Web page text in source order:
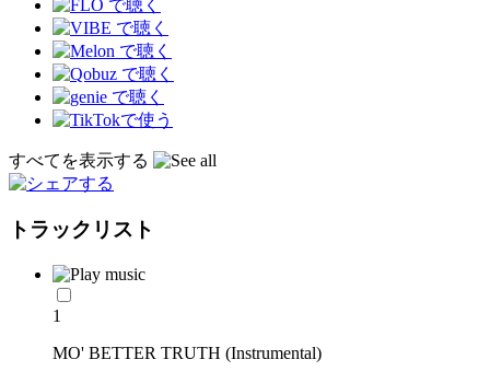
すべてを表示する
トラックリスト
1
MO' BETTER TRUTH (Instrumental)